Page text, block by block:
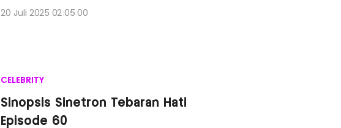
20 Juli 2025 02:05:00
CELEBRITY
Sinopsis Sinetron Tebaran Hati
Episode 60